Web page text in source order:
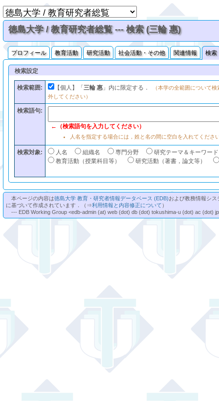
徳島大学 / 教育研究者総覧 --- 検索 (三輪 惠)
プロフィール 教育活動 研究活動 社会活動・その他 関連情報 検索
検索設定
検索範囲: 【個人】「 三輪 惠」内に限定する．
（本学の全範囲について
外してください）
検索語句:
←（検索語句を入力してください）
人名を指定する場合には，姓と名の間に空白を入れてくださ
検索対象: 人名 組織名 専門分野
研究テーマ＆キーワード
教育活動（授業科目等）
研究活動（著書，論文等）
本ページの内容は徳島大学 教育・研究者情報データベース (EDB)および教務情報シ
に基づいて作成されています．（⇒利用情報と内容修正について ）
--- EDB Working Group <edb-admin (at) web (dot) db (dot) tokushima-u (dot) ac (dot)